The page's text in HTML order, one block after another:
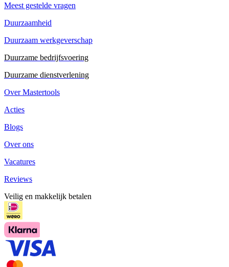
Meest gestelde vragen
Duurzaamheid
Duurzaam werkgeverschap
Duurzame bedrijfsvoering
Duurzame dienstverlening
Over Mastertools
Acties
Blogs
Over ons
Vacatures
Reviews
Veilig en makkelijk betalen